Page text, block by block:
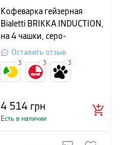
Кофеварка гейзерная
Bialetti BRIKKA INDUCTION,
на 4 чашки, серо-
серебристый
Оставить отзыв
4 514 грн
Есть в наличии
3 3 3